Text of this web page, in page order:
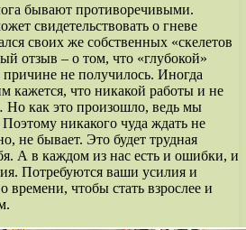
бывают противоречивыми.
свидетельствовать о гневе
своих же собственных «скелетов
отзыв – о том, что «глубокой»
не получилось. Иногда
кажется, что никакой работы и не
Но как это произошло, ведь мы
Поэтому никакого чуда ждать не
не бывает. Это будет трудная
А в каждом из нас есть и ошибки, и
Потребуются ваши усилия и
времени, чтобы стать взрослее и